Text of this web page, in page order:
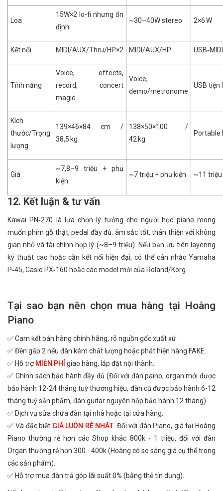
Loa
15W×2 lo-fi nhưng ổn
định
~30–40W stereo 2×6 W
Kết nối MIDI/AUX/Thru/HP×2 MIDI/AUX/HP
Tính năng
Voice, effects,
record, concert
magic
Voice,
demo/metronome
USB tiện
Kích
thước/Trọng
lượng
139×46×84 cm /
38,5 kg
138×50×100 /
42 kg
Portable
Giá
~7,8–9 triệu + phụ
kiện
~7 triệu + phụ kiện ~11 triệu
12. Kết luận & tư vấn
Kawai PN‑270 là lựa chọn lý tưởng cho người học piano mong
muốn phím gỗ thật, pedal đầy đủ, âm sắc tốt, thân thiện với không
gian nhỏ và tài chính hợp lý (~8–9 triệu). Nếu bạn ưu tiên layering
kỹ thuật cao hoặc cần kết nối hiện đại, có thể cân nhắc Yamaha
P‑45, Casio PX‑160 hoặc các model mới của Roland/Korg
Tại sao bạn nên chọn mua hàng tại Hoàng
Piano
✅ Cam kết bán hàng chính hãng, rõ nguồn gốc xuất xứ.
✅ Đền gấp 2 nếu đàn kém chất lượng hoặc phát hiện hàng FAKE.
✅ Hỗ trợ MIỄN PHÍ giao hàng, lắp đặt nội thành.
✅ Chính sách bảo hành đầy đủ (Đối với đàn paino, organ mới được
bảo hành 12-24 tháng tuỳ thương hiệu, đàn cũ được bảo hành 6-12
tháng tuỳ sản phẩm, đàn guitar nguyên hộp bảo hành 12 tháng).
✅ Dịch vụ sửa chữa đàn tại nhà hoặc tại cửa hàng.
✅ Và đặc biệt GIÁ LUÔN RẺ NHẤT . Đối với đàn Piano, giá tại Hoàng
Piano thường rẻ hơn các Shop khác 800k - 1 triệu, đối với đàn
Organ thường rẻ hơn 300 - 400k (Hoàng có so sáng giá cụ thể trong
các sản phẩm).
✅ Hỗ trợ mua đàn trả góp lãi suất 0% (bằng thẻ tín dụng).